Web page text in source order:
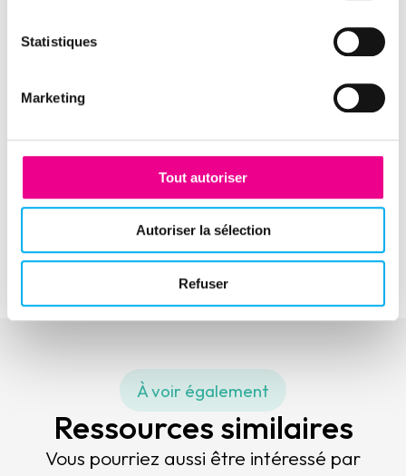
Statistiques
Marketing
Tout autoriser
Autoriser la sélection
Refuser
La dynamique entrepreneuriale en France 2ème
Ressource suivante
Eric Latreuille, Vice-Président International de
l'AFDCC
À voir également
Ressources similaires
Vous pourriez aussi être intéressé par